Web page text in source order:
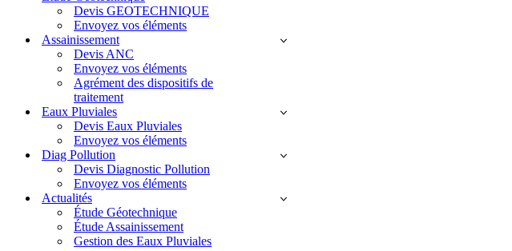
Devis GEOTECHNIQUE
Envoyez vos éléments
Assainissement
Devis ANC
Envoyez vos éléments
Agrément des dispositifs de
traitement
Eaux Pluviales
Devis Eaux Pluviales
Envoyez vos éléments
Diag Pollution
Devis Diagnostic Pollution
Envoyez vos éléments
Actualités
Étude Géotechnique
Étude Assainissement
Gestion des Eaux Pluviales